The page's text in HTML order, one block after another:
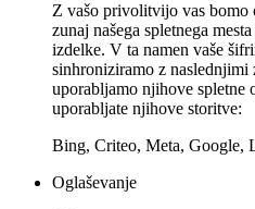
Z vašo privolitvijo vas bomo
zunaj našega spletnega
izdelke. V ta namen vaše
sinhroniziramo z
uporabljamo njihove spletne
uporabljate njihove storitve:
Bing, Criteo, Meta, Google,
Oglaševanje